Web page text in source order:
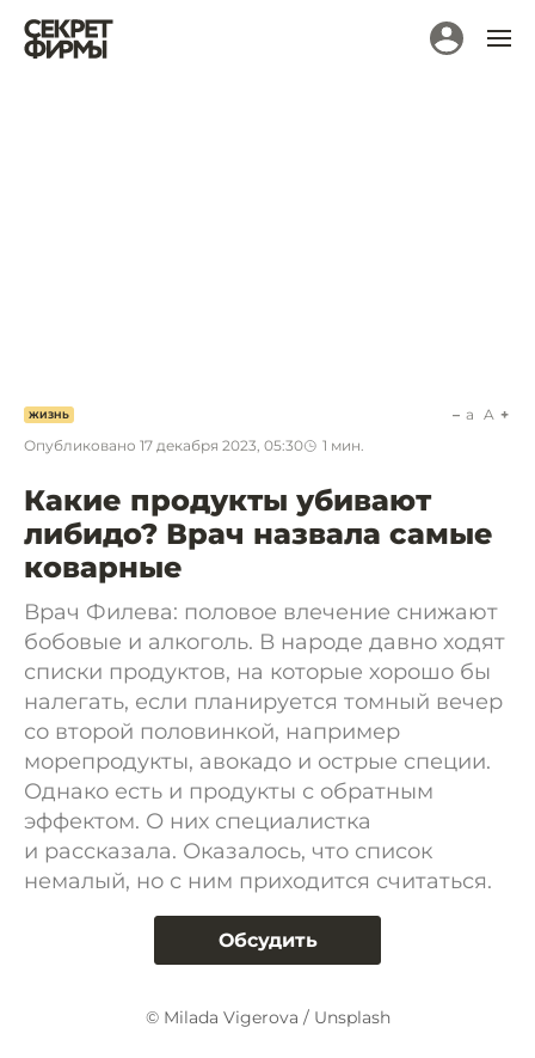
ЖИЗНЬ
Опубликовано 17 декабря 2023, 05:30 1 мин.
a A
Какие продукты убивают
либидо? Врач назвала самые
коварные
Врач Филева: половое влечение снижают
бобовые и алкоголь. В народе давно ходят
списки продуктов, на которые хорошо бы
налегать, если планируется томный вечер
со второй половинкой, например
морепродукты, авокадо и острые специи.
Однако есть и продукты с обратным
эффектом. О них специалистка
и рассказала. Оказалось, что список
немалый, но с ним приходится считаться.
Обсудить
© Milada Vigerova / Unsplash